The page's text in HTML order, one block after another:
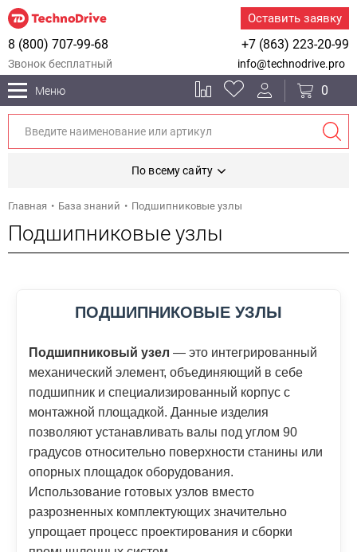
Оставить заявку
+7 (863) 223-20-99
8 (800) 707-99-68
Звонок бесплатный info@technodrive.pro
Меню 0
По всему сайту
Главная База знаний Подшипниковые узлы
Подшипниковые узлы
ПОДШИПНИКОВЫЕ УЗЛЫ
Подшипниковый узел — это интегрированный
механический элемент, объединяющий в себе
подшипник и специализированный корпус с
монтажной площадкой. Данные изделия
позволяют устанавливать валы под углом 90
градусов относительно поверхности станины или
опорных площадок оборудования.
Использование готовых узлов вместо
разрозненных комплектующих значительно
упрощает процесс проектирования и сборки